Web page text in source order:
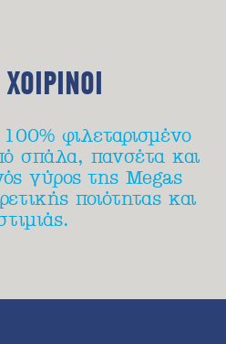
φιλεταρισμένο
σπάλα, πανσέτα και
γύρος της Megas
ποιότητας και